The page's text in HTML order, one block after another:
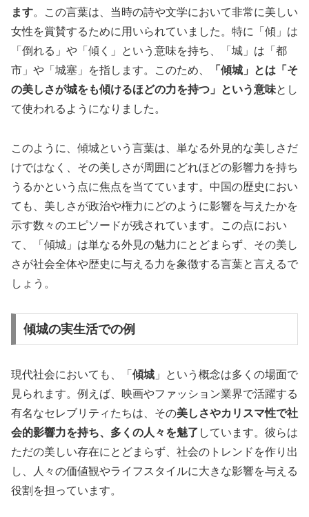
ます。この言葉は、当時の詩や文学において非常に美しい
女性を賞賛するために用いられていました。特に「傾」は
「倒れる」や「傾く」という意味を持ち、「城」は「都
市」や「城塞」を指します。このため、
「傾城」とは「そ
の美しさが城をも傾けるほどの力を持つ」という意味とし
て使われるようになりました。
このように、傾城という言葉は、単なる外見的な美しさだ
けではなく、その美しさが周囲にどれほどの影響力を持ち
うるかという点に焦点を当てています。中国の歴史におい
ても、美しさが政治や権力にどのように影響を与えたかを
示す数々のエピソードが残されています。この点におい
て、「傾城」は単なる外見の魅力にとどまらず、その美し
さが社会全体や歴史に与える力を象徴する言葉と言えるで
しょう。
傾城の実生活での例
現代社会においても、「 傾城 」という概念は多くの場面で
見られます。例えば、映画やファッション業界で活躍する
有名なセレブリティたちは、その美しさやカリスマ性で社
会的影響力を持ち、多くの人々を魅了 しています。彼らは
ただの美しい存在にとどまらず、社会のトレンドを作り出
し、人々の価値観やライフスタイルに大きな影響を与える
役割を担っています。